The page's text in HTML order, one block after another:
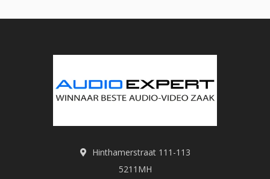
WAAROM KIEZEN VOOR ACTIEVE PLAFOND
luidspreker zelf is geïntegreerd:
is de installatie sneller en overzichtelijker;
Hinthamerstraat 111-113
5211MH